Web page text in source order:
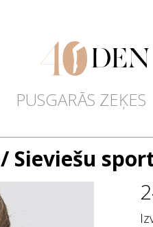
PUSGARĀS ZEĶES
/ Sieviešu